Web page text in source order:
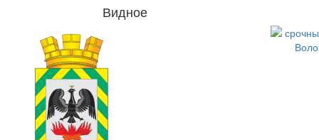
Видное